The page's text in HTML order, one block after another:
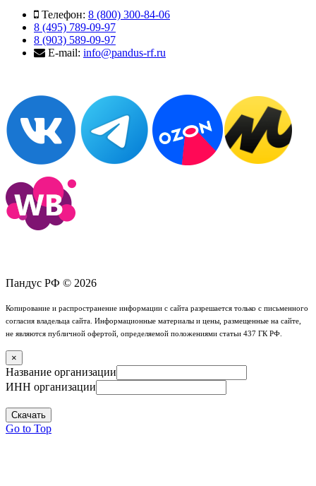
Телефон: 8 (800) 300-84-06
8 (495) 789-09-97
8 (903) 589-09-97
E-mail: info@pandus-rf.ru
Пандус РФ © 2026
Копирование и распространение информации с сайта разрешается только с письменного
согласия владельца сайта. Информационные материалы и цены, размещенные на сайте,
не являются публичной офертой, определяемой положениями статьи 437 ГК РФ.
×
Название организации
ИНН организации
Скачать
Go to Top